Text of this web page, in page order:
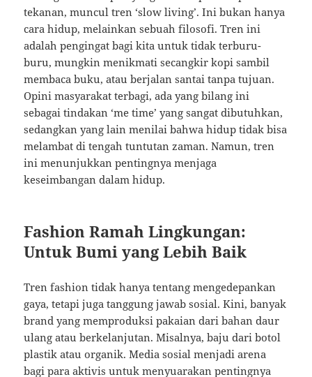
tekanan, muncul tren ‘slow living’. Ini bukan hanya
cara hidup, melainkan sebuah filosofi. Tren ini
adalah pengingat bagi kita untuk tidak terburu-
buru, mungkin menikmati secangkir kopi sambil
membaca buku, atau berjalan santai tanpa tujuan.
Opini masyarakat terbagi, ada yang bilang ini
sebagai tindakan ‘me time’ yang sangat dibutuhkan,
sedangkan yang lain menilai bahwa hidup tidak bisa
melambat di tengah tuntutan zaman. Namun, tren
ini menunjukkan pentingnya menjaga
keseimbangan dalam hidup.
Fashion Ramah Lingkungan:
Untuk Bumi yang Lebih Baik
Tren fashion tidak hanya tentang mengedepankan
gaya, tetapi juga tanggung jawab sosial. Kini, banyak
brand yang memproduksi pakaian dari bahan daur
ulang atau berkelanjutan. Misalnya, baju dari botol
plastik atau organik. Media sosial menjadi arena
bagi para aktivis untuk menyuarakan pentingnya